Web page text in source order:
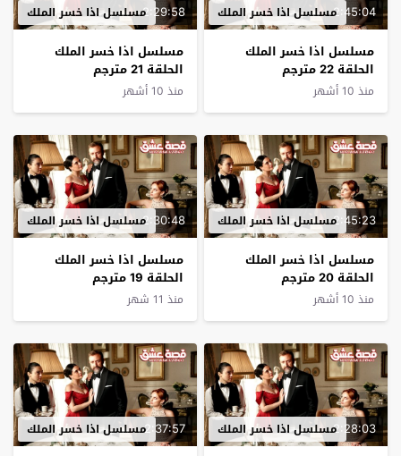
2:45:04مسلسل اذا خسر الملك
مسلسل اذا خسر الملك
الحلقة 22 مترجم
منذ 10 أشهر
2:29:58مسلسل اذا خسر الملك
مسلسل اذا خسر الملك
الحلقة 21 مترجم
منذ 10 أشهر
2:45:23مسلسل اذا خسر الملك
مسلسل اذا خسر الملك
الحلقة 20 مترجم
منذ 10 أشهر
2:30:48مسلسل اذا خسر الملك
مسلسل اذا خسر الملك
الحلقة 19 مترجم
منذ 11 شهر
2:28:03مسلسل اذا خسر الملك 2:37:57مسلسل اذا خسر الملك